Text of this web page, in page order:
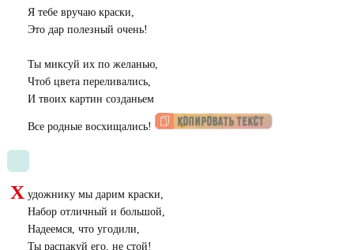
Я тебе вручаю краски,
Это дар полезный очень!
Ты миксуй их по желанью,
Чтоб цвета переливались,
И твоих картин созданьем
Все родные восхищались!
Х удожнику мы дарим краски,
Набор отличный и большой,
Надеемся, что угодили,
Ты распакуй его, не стой!